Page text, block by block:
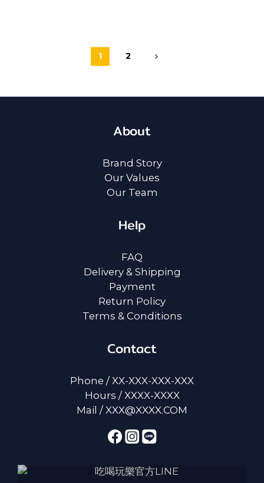
1 2
About
Brand Story
Our Values
Our Team
Help
FAQ
Delivery & Shipping
Payment
Return Policy
Terms & Conditions
Contact
Phone / XX-XXX-XXX-XXX
Hours / XXXX-XXXX
Mail / XXX@XXXX.COM